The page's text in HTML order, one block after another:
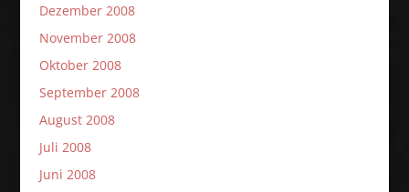
Dezember 2008
November 2008
Oktober 2008
September 2008
August 2008
Juli 2008
Juni 2008